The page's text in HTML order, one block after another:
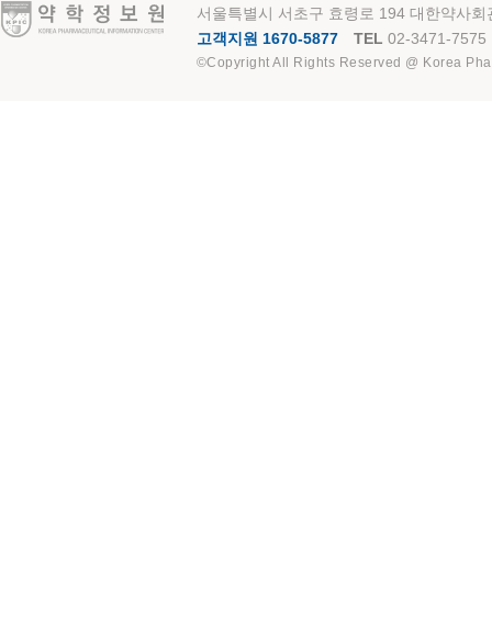
약학정보원
서울특별시 서초구 효령로 194 대한약사
고객지원 1670-5877
TEL 02-3471-7575
©Copyright All Rights Reserved @ Korea